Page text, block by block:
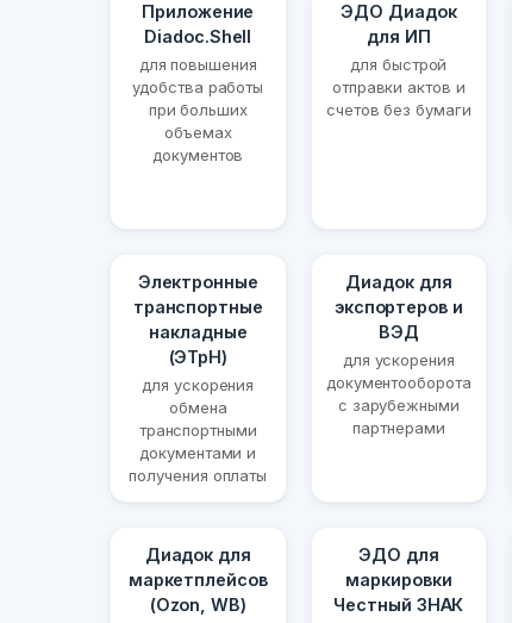
Приложение
Diadoc.Shell
для повышения
удобства работы
при больших
объемах
документов
ЭДО Диадок
для ИП
для быстрой
отправки актов и
счетов без бумаги
Электронные
транспортные
накладные
(ЭТрН)
для ускорения
обмена
транспортными
документами и
получения оплаты
Диадок для
экспортеров и
ВЭД
для ускорения
документооборота
с зарубежными
партнерами
Диадок для
маркетплейсов
(Ozon, WB)
ЭДО для
маркировки
Честный ЗНАК